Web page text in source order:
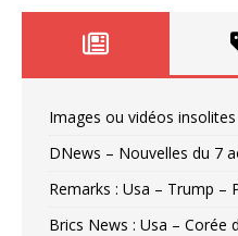
Images ou vidéos
DNews – Nouvelles du 7
Remarks : Usa – Trump –
Brics News : Usa – Corée